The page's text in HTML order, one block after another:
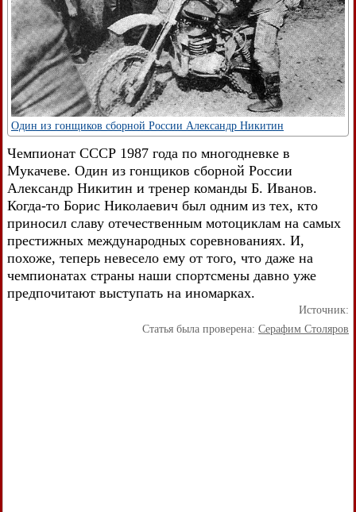
Один из гонщиков сборной России Александр Никитин
Чемпионат СССР 1987 года по многодневке в
Мукачеве. Один из гонщиков сборной России
Александр Никитин и тренер команды Б. Иванов.
Когда-то Борис Николаевич был одним из тех, кто
приносил славу отечественным мотоциклам на самых
престижных международных соревнованиях. И,
похоже, теперь невесело ему от того, что даже на
чемпионатах страны наши спортсмены давно уже
предпочитают выступать на иномарках.
Источник:
Статья была проверена: Серафим Столяров